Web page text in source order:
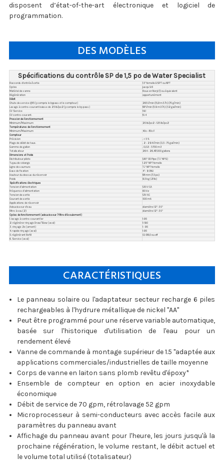
disposent d’état-of-the-art électronique et logiciel de
programmation.
DES MODÈLES
Spécifications du contrôle SP de 1,5 po de Water Specialist
Raccords d’entrée/sortie
1.5" femelle BSPT ou NPT
Cycles
jusqu'à 6
Matériel de vanne
Roue en Noryl (1) ou équivalent
Régénération
opportunément
Débit
Chute de service @15 (y compris le bypass et le compteur)
265 l/min (15,9 m3/h) (70 g/min)
Lavage à contre-courant baisse de 25 lb/po2 (y compris le by-pass)
197 l/min (11.8 m3/h) (52 gal/min)
CV Service
18.1
CV contre-courant.
10.4
Pression de Fonctionnement
Minimum/Maximum
20 lb/po2 – 125 lb/po2
Températures de Fonctionnement
Minimum/Maximum
40º – 110º F
Compteur
Précision
. ± 5 %
Plage de débit de taux.
. 2 - 284 l/min (0,5 - 75 gal/min)
Gamme de gallon
. 0,02 - 5 700 m3
Totalisateur
264 - 26,417,000 gallons
Dimensions et Poids
Distributeur pilote
1,90" OD Pipe (¾" NPS)
Tuyau de vidange
1.25" NPT femelle
Ligne de saumure
¾" NPT femelle
Base de fixation
4"- 8 ONU
Hauteur du dessus du réservoir
191 mm (7,5 po)
Poids
9,5 kg (21 lb)
Spécifications électriques
Tension d’alimentation
120 V CA
Fréquence d’alimentation
60 Hz
Tension de sortie
12V AC
Courant de sortie
500 mA
Applications de réservoir
Adoucisseur d’eau
diamètre 12"-30"
Filtre à eau (2)
diamètre 12"-30"
Cycles de fonctionnement (adoucisseur / filtre d’écoulement)
1. lavage à contre-courant 1er
1-95
2. régénérer rinçage Draw/Slow (aval)
1-180
3. rinçage 2e (amont)
1 - 95
4. rapide rinçage (aval)
1-95
5. régénérant Refill
0,1-99,0 ou off
6. Service (aval)
CARACTÉRISTIQUES
Le panneau solaire ou l'adaptateur secteur recharge 6 piles
rechargeables à l'hydrure métallique de nickel "AA"
Peut être programmé pour une réserve variable automatique,
basée sur l'historique d'utilisation de l'eau pour un
rendement élevé
Vanne de commande à montage supérieur de 1.5 "adaptée aux
applications commerciales/industrielles de taille moyenne
Corps de vanne en laiton sans plomb revêtu d'époxy*
Ensemble de compteur en option en acier inoxydable
économique
Débit de service de 70 gpm, rétrolavage 52 gpm
Microprocesseur à semi-conducteurs avec accès facile aux
paramètres du panneau avant
Affichage du panneau avant pour l'heure, les jours jusqu'à la
prochaine régénération, le volume restant, le débit actuel et
le volume total utilisé (totalisateur)